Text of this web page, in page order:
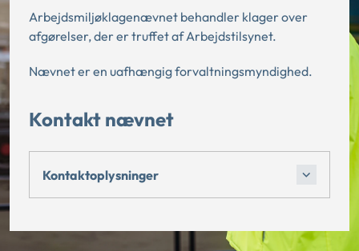
Arbejdsmiljøklagenævnet behandler klager over
afgørelser, der er truffet af Arbejdstilsynet.
Nævneter en uafhængig forvaltningsmyndighed.
Kontakt nævnet
Kontaktoplysninger